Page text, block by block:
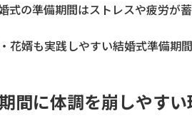
式の準備期間はストレスや疲労が
花婿も実践しやすい結婚式準備期
間に体調を崩しやす